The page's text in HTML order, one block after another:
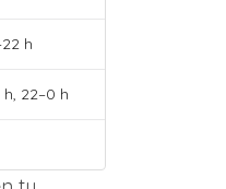
h
h, 22–0 h